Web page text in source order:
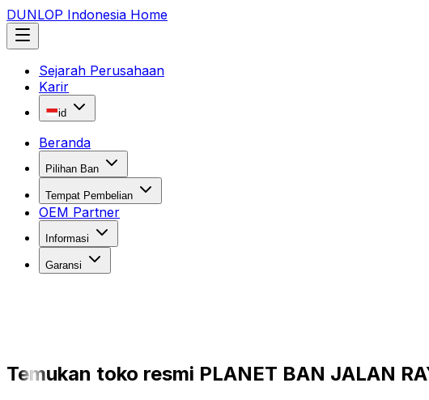
DUNLOP Indonesia Home
Sejarah Perusahaan
Karir
id
Beranda
Pilihan Ban
Tempat Pembelian
OEM Partner
Informasi
Garansi
Temukan toko resmi PLANET BAN JALAN